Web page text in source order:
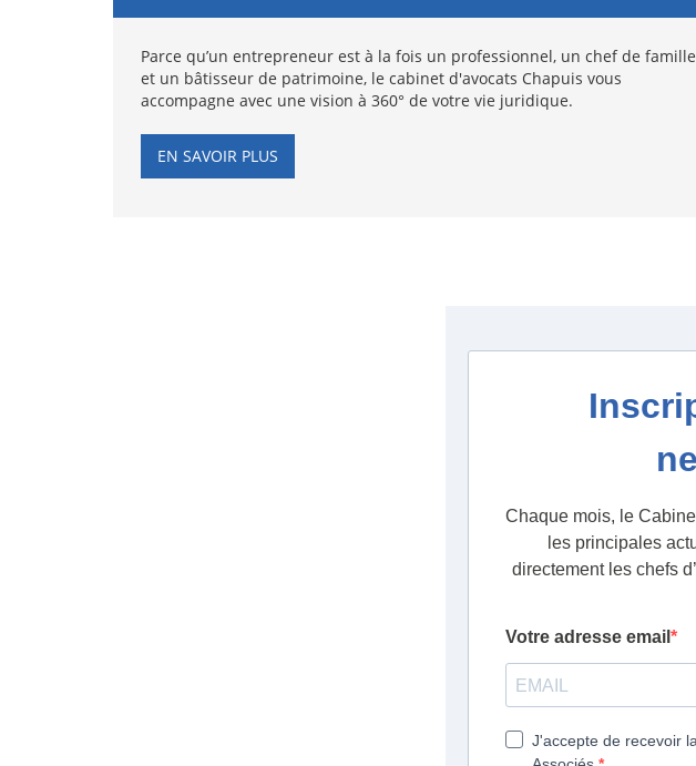
Parce qu’un entrepreneur est à la fois un professionnel, un chef de famille
et un bâtisseur de patrimoine, le cabinet d'avocats Chapuis vous
accompagne avec une vision à 360° de votre vie juridique.
EN SAVOIR PLUS